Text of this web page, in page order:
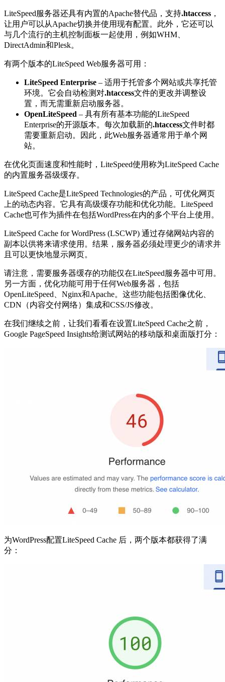
LiteSpeed服务器还具有内置的Apache替代品，支持.htaccess ，
让用户可以从Apache切换并使用现有配置。此外，它还可以
与几个流行的主机控制面板一起使用，例如WHM、
DirectAdmin和Plesk。
有两个版本的LiteSpeed Web服务器可用：
LiteSpeed Enterprise – 适用于托管多个网站或共享托管
环境。它会自动检测对.htaccess文件的更改并调整设
置，而无需重新启动服务器。
OpenLiteSpeed – 具有所有基本功能的LiteSpeed
Enterprise的开源版本。每次加载新的.htaccess文件时都
需要重新启动。因此，此Web服务器通常用于单个网
站。
在优化页面速度和性能时，LiteSpeed使用称为LiteSpeed Cache
的内置服务器级缓存。
LiteSpeed Cache是LiteSpeed Technologies的产品，可优化网页
上的动态内容。它具有高级缓存功能和优化功能。LiteSpeed
Cache也可作为插件在包括WordPress在内的多个平台上使用。
LiteSpeed Cache for WordPress (LSCWP) 通过存储网站内容的
副本以供将来请求使用。结果，服务器必须处理更少的请求并
且可以更快地显示网页。
请注意，需要服务器缓存的功能仅在LiteSpeed服务器中可用。
另一方面，优化功能可用于任何Web服务器，包括
OpenLiteSpeed、Nginx和Apache。这些功能包括图像优化、
CDN（内容交付网络）集成和CSS/JS修改。
在我们继续之前，让我们看看在设置LiteSpeed Cache之前，
Google PageSpeed Insights给测试网站的移动版和桌面版打分：
为WordPress配置LiteSpeed Cache 后，两个版本都获得了满
分：